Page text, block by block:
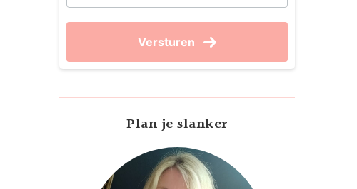
Versturen
Plan je slanker